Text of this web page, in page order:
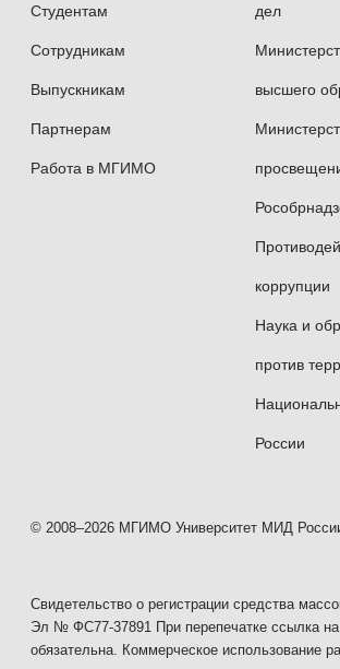
Студентам
Сотрудникам
Выпускникам
Партнерам
Работа в МГИМО
дел
высшего
коррупции
Наука и
против
России
© 2008–2026 МГИМО Университет МИД
Свидетельство о регистрации средства
Эл № ФС77-37891 При перепечатке ссылка
обязательна. Коммерческое использование